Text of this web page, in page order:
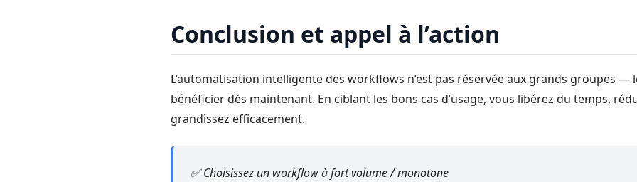
Conclusion et appel à l’action
L’automatisation intelligente des workflows n’est pas réservée aux grands groupes —
bénéficier dès maintenant. En ciblant les bons cas d’usage, vous libérez du temps,
grandissez efficacement.
✅ Choisissez un workflow à fort volume / monotone